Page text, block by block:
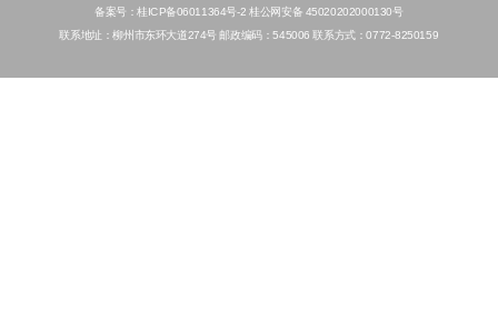
备案号：桂ICP备06011364号-2 桂公网安备 45020202000130号
联系地址：柳州市东环大道274号 邮政编码：545006 联系方式：0772-8250159